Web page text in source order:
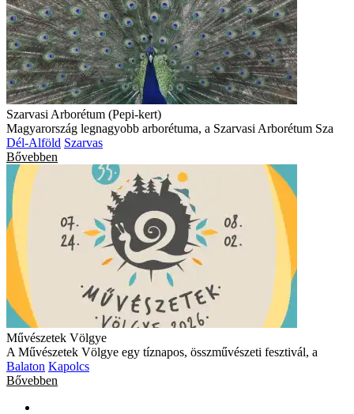
Szarvasi Arborétum (Pepi-kert)
Magyarország legnagyobb arborétuma, a Szarvasi Arborétum Sza
Dél-Alföld Szarvas
Bővebben
Művészetek Völgye
A Művészetek Völgye egy tíznapos, összművészeti fesztivál, a
Balaton Kapolcs
Bővebben